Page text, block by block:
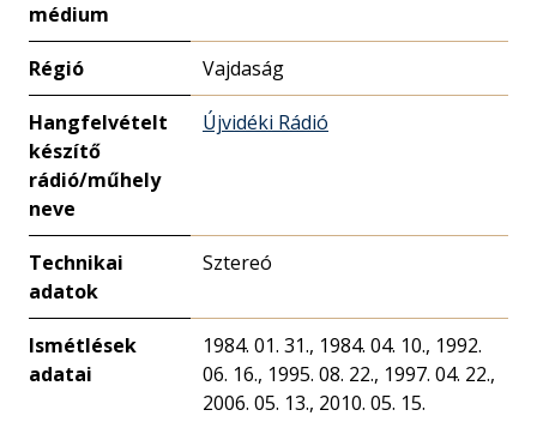
médium
Régió Vajdaság
Hangfelvételt
készítő
rádió/műhely
neve
Újvidéki Rádió
Technikai
adatok
Sztereó
Ismétlések
adatai
1984. 01. 31., 1984. 04. 10., 1992.
06. 16., 1995. 08. 22., 1997. 04. 22.,
2006. 05. 13., 2010. 05. 15.